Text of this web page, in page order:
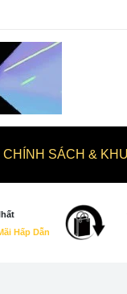
CHÍNH SÁCH &
Hấp Dẫn